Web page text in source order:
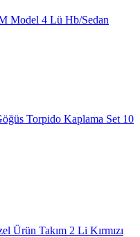
Model 4 Lü Hb/Sedan
Torpido Kaplama Set 10
Ürün Takım 2 Li Kırmızı